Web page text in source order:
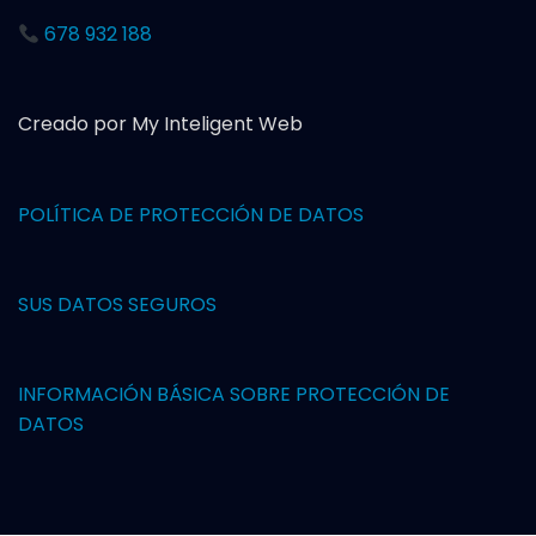
678 932 188
Creado por My Inteligent Web
POLÍTICA DE PROTECCIÓN DE DATOS
SUS DATOS SEGUROS
INFORMACIÓN BÁSICA SOBRE PROTECCIÓN DE
DATOS